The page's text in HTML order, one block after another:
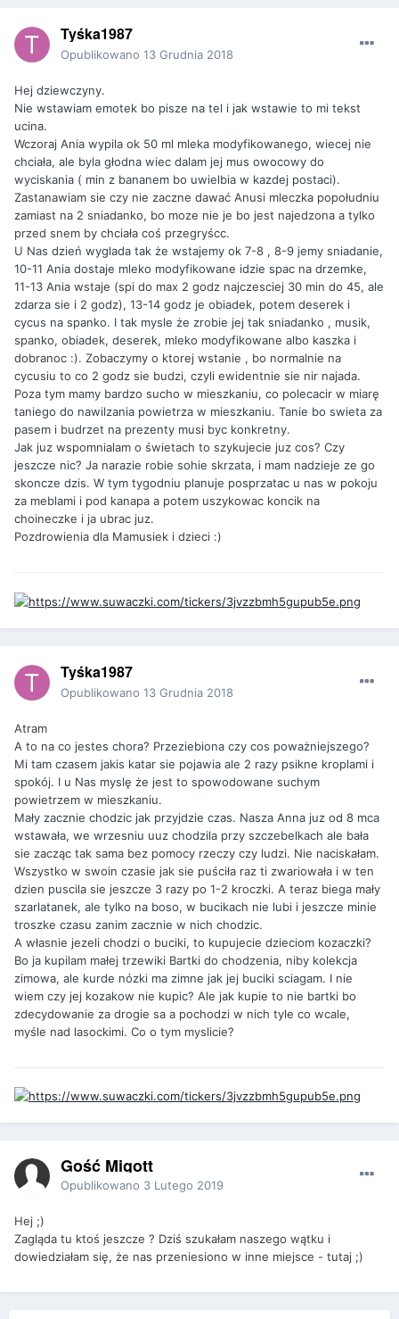
Tyśka1987
Opublikowano 13 Grudnia 2018
Hej dziewczyny.
Nie wstawiam emotek bo pisze na tel i jak wstawie to mi tekst
ucina.
Wczoraj Ania wypila ok 50 ml mleka modyfikowanego, wiecej nie
chciała, ale byla głodna wiec dalam jej mus owocowy do
wyciskania ( min z bananem bo uwielbia w kazdej postaci).
Zastanawiam sie czy nie zaczne dawać Anusi mleczka popołudniu
zamiast na 2 sniadanko, bo moze nie je bo jest najedzona a tylko
przed snem by chciała coś przegryścc.
U Nas dzień wyglada tak że wstajemy ok 7-8 , 8-9 jemy sniadanie,
10-11 Ania dostaje mleko modyfikowane idzie spac na drzemke,
11-13 Ania wstaje (spi do max 2 godz najczesciej 30 min do 45, ale
zdarza sie i 2 godz), 13-14 godz je obiadek, potem deserek i
cycus na spanko. I tak mysle że zrobie jej tak sniadanko , musik,
spanko, obiadek, deserek, mleko modyfikowane albo kaszka i
dobranoc :). Zobaczymy o ktorej wstanie , bo normalnie na
cycusiu to co 2 godz sie budzi, czyli ewidentnie sie nir najada.
Poza tym mamy bardzo sucho w mieszkaniu, co polecacir w miarę
taniego do nawilzania powietrza w mieszkaniu. Tanie bo swieta za
pasem i budrzet na prezenty musi byc konkretny.
Jak juz wspomnialam o świetach to szykujecie juz cos? Czy
jeszcze nic? Ja narazie robie sohie skrzata, i mam nadzieje ze go
skoncze dzis. W tym tygodniu planuje posprzatac u nas w pokoju
za meblami i pod kanapa a potem uszykowac koncik na
choineczke i ja ubrac juz.
Pozdrowienia dla Mamusiek i dzieci :)
Tyśka1987
Opublikowano 13 Grudnia 2018
Atram
A to na co jestes chora? Przeziebiona czy cos poważniejszego?
Mi tam czasem jakis katar sie pojawia ale 2 razy psikne kroplami i
spokój. I u Nas myslę że jest to spowodowane suchym
powietrzem w mieszkaniu.
Mały zacznie chodzic jak przyjdzie czas. Nasza Anna juz od 8 mca
wstawała, we wrzesniu uuz chodzila przy szczebelkach ale bała
sie zacząc tak sama bez pomocy rzeczy czy ludzi. Nie naciskałam.
Wszystko w swoin czasie jak sie puściła raz ti zwariowała i w ten
dzien puscila sie jeszcze 3 razy po 1-2 kroczki. A teraz biega mały
szarlatanek, ale tylko na boso, w bucikach nie lubi i jeszcze minie
troszke czasu zanim zacznie w nich chodzic.
A własnie jezeli chodzi o buciki, to kupujecie dzieciom kozaczki?
Bo ja kupilam małej trzewiki Bartki do chodzenia, niby kolekcja
zimowa, ale kurde nózki ma zimne jak jej buciki sciagam. I nie
wiem czy jej kozakow nie kupic? Ale jak kupie to nie bartki bo
zdecydowanie za drogie sa a pochodzi w nich tyle co wcale,
myśle nad lasockimi. Co o tym myslicie?
Gość Migott
Opublikowano 3 Lutego 2019
Hej ;)
Zagląda tu ktoś jeszcze ? Dziś szukałam naszego wątku i
dowiedziałam się, że nas przeniesiono w inne miejsce - tutaj ;)